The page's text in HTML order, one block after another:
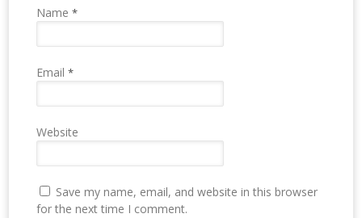
Name*
Email*
Website
Save my name, email, and website in this browser
for the next time I comment.